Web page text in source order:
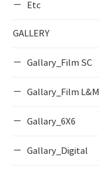
Etc
GALLERY
Gallary_Film SC
Gallary_Film L&M
Gallary_6X6
Gallary_Digital